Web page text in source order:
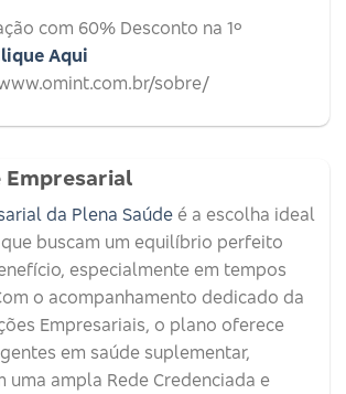
com 60% Desconto na 1º
Aqui
sobre/
Empresarial
da Plena Saúde é a escolha ideal
buscam um equilíbrio perfeito
especialmente em tempos
o acompanhamento dedicado da
Empresariais, o plano oferece
em saúde suplementar,
uma ampla Rede Credenciada e